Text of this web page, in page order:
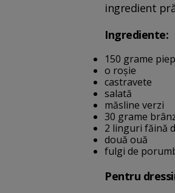
ingredient
Ingrediente:
150 grame
o roșie
castravete
salată
măsline verzi
30 grame
2 linguri făină
două ouă
fulgi de
Pentru